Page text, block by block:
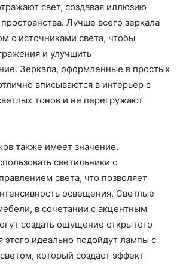
свет, создавая иллюзию
Лучше всего зеркала
с источниками света, чтобы
и улучшить
Зеркала, оформленные в простых
вписываются в интерьер с
тонов и не перегружают
также имеет значение.
светильники с
света, что позволяет
освещения. Светлые
в сочетании с акцентным
создать ощущение открытого
этого идеально подойдут лампы с
который создаст эффект